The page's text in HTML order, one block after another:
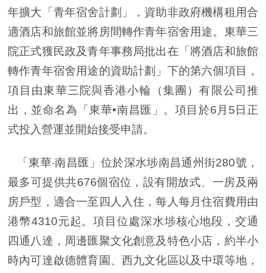
年擴大「青年宿舍計劃」，資助非政府機構租用合
適酒店和旅館並將房間轉作青年宿舍用途。東華三
院正式獲民政及青年事務局批出在「將酒店和旅館
轉作青年宿舍用途的資助計劃」下的第六個項目，
項目由東華三院與香港小輪（集團）有限公司推
出，並命名為「東華•南昌匯」。項目於6月5日正
式投入營運並開始接受申請。
「東華‧南昌匯」位於深水埗南昌通州街280號，
最多可提供共676個宿位，設有開放式、一房及兩
房戶型，適合一至四人入住，每人每月住宿費用由
港幣4310元起。項目位處深水埗核心地段，交通
四通八達，周邊匯聚文化創意及特色小店，約半小
時內可達啟德體育園、西九文化區以及中環等地，